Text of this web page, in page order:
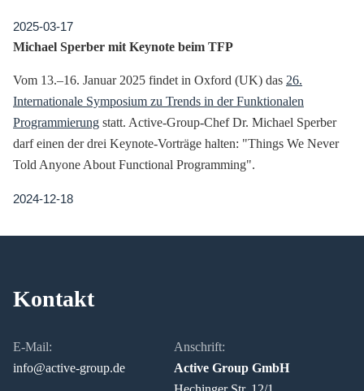
2025-03-17
Michael Sperber mit Keynote beim TFP
Vom 13.–16. Januar 2025 findet in Oxford (UK) das 26.
Internationale Symposium zu Trends in der Funktionalen
Programmierung statt. Active-Group-Chef Dr. Michael Sperber
darf einen der drei Keynote-Vorträge halten: "Things We Never
Told Anyone About Functional Programming".
2024-12-18
Kontakt
E-Mail:
info@active-group.de
Anschrift:
Active Group GmbH